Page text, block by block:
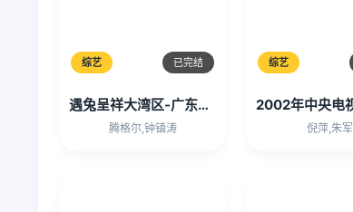
综艺 已完结
遇兔呈祥大湾区-广东卫视春节晚会
腾格尔,钟镇涛
综艺
倪萍,朱军